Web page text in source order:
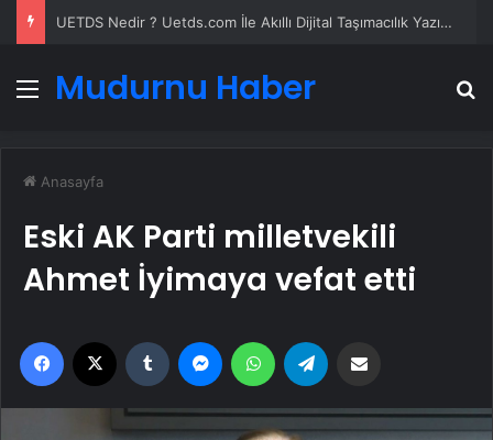
UETDS Nedir ? Uetds.com İle Akıllı Dijital Taşımacılık Yazılımı
MenüMudurnu Haber
Anasayfa
Eski AK Parti milletvekili
Ahmet İyimaya vefat etti
Facebook Tumblr MessengerWhatsApp